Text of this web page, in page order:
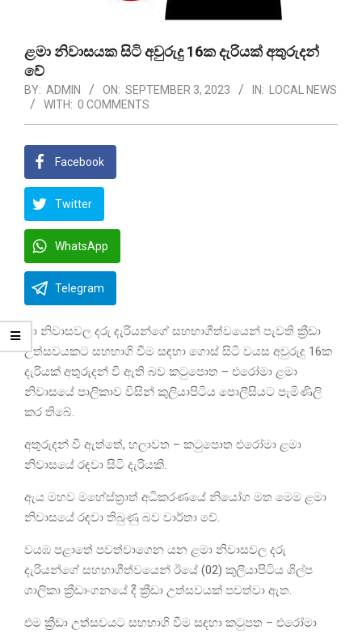
ළමා නිවාසයක සිටි අවුරුදු 16ක දැරියක් අතුරුදන්
වේ
BY: ADMIN ON: SEPTEMBER 3, 2023 IN:
LOCAL NEWS
WITH: 0 COMMENTS
Facebook
Twitter
WhatsApp
Telegram
මා නිවාසවල දරු දැරියන්ගේ සහභාගීත්වයෙන් පැවති ක්‍රීඩා
උත්සවයකට සහභාගි වීම සඳහා ගොස් සිටි වයස අවුරුදු 16ක
දැරියක් අතුරුදන් වී ඇති බව කටුපොත – එරෝමා ළමා
නිවාසයේ පාලිකාව විසින් කුලියාපිටිය පොලීසියට පැමිණිලි
කර තිබේ.
අතුරුදන් වී ඇත්තේ, හලාවත – කටුපොත එරෝමා ළමා
නිවාසයේ රඳවා සිටි දැරියකි.
ඇය මහව මහේස්ත්‍රාත් අධිකරණයේ නියෝග මත මෙම ළමා
නිවාසයේ රඳවා තිබුණු බව වාර්තා වේ.
වයඹ පළාතේ පවත්වාගෙන යන ළමා නිවාසවල දරු
දැරියන්ගේ සහභාගීත්වයෙන් ඊයේ (02) කුලියාපිටිය ශිල්ප
ශාලිකා ක්‍රීඩාංගනයේ දී ක්‍රීඩා උත්සවයක් පවත්වා ඇත.
එම ක්‍රීඩා උත්සවයට සහභාගි වීම සඳහා කටුපත – එරෝමා